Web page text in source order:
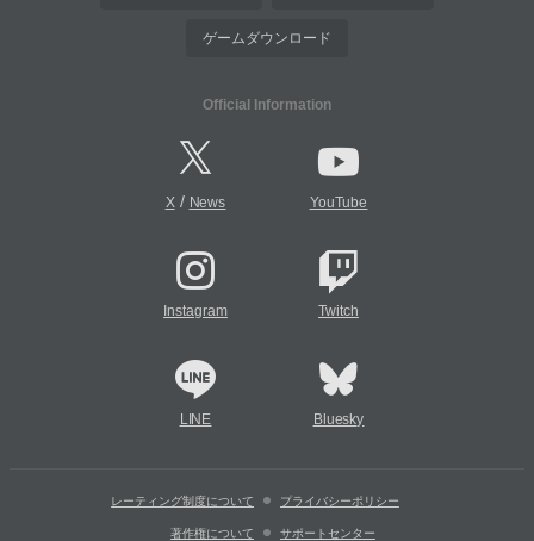
ゲームダウンロード
Official Information
X/ News YouTube
Instagram Twitch
LINE Bluesky
レーティング制度について プライバシーポリシー
著作権について サポートセンター